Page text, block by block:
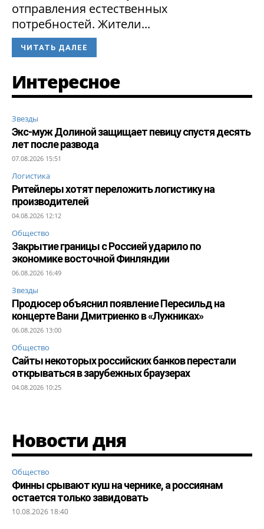
отправления естественных
потребностей. Жители...
ЧИТАТЬ ДАЛЕЕ
Интересное
Звезды
Экс-муж Долиной защищает певицу спустя десять
лет после развода
07.08.2026 15:51
Логистика
Ритейлеры хотят переложить логистику на
производителей
04.08.2026 12:12
Общество
Закрытие границы с Россией ударило по
экономике восточной Финляндии
06.08.2026 16:49
Звезды
Продюсер объяснил появление Пересильд на
концерте Вани Дмитриенко в «Лужниках»
06.08.2026 13:00
Общество
Сайты некоторых российских банков перестали
открываться в зарубежных браузерах
04.08.2026 10:25
Новости дня
Общество
Финны срывают куш на чернике, а россиянам
остается только завидовать
10.08.2026 18:40